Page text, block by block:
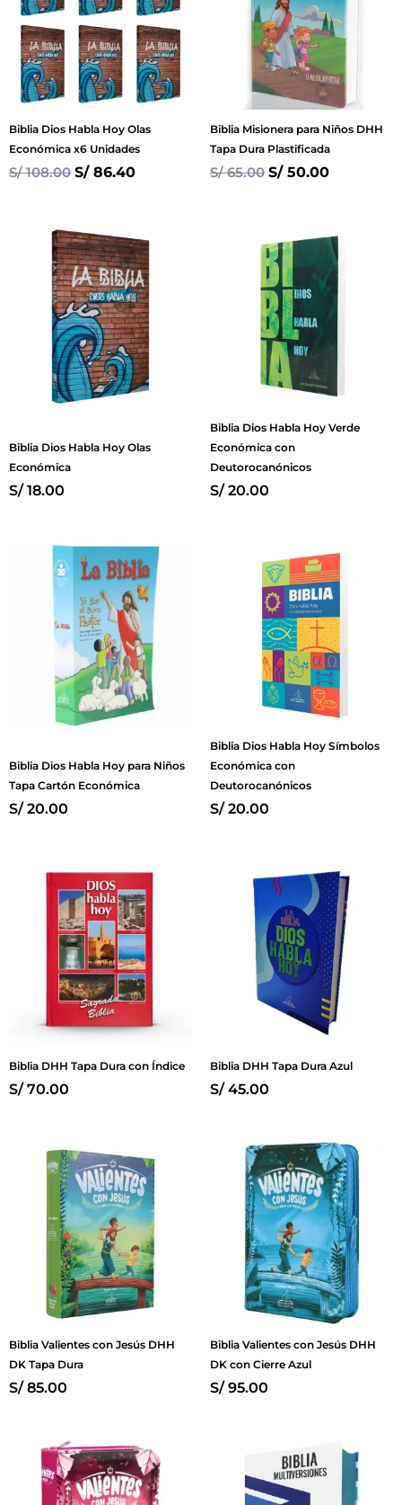
Biblia Dios Habla Hoy Olas
Económica x6 Unidades
S/108.00 S/86.40
Biblia Misionera para Niños DHH
Tapa Dura Plastificada
S/65.00 S/50.00
Biblia Dios Habla Hoy Olas
Económica
S/ 18.00
Biblia Dios Habla Hoy Verde
Económica con
Deutorocanónicos
S/ 20.00
Biblia Dios Habla Hoy para Niños
Tapa Cartón Económica
S/ 20.00
Biblia Dios Habla Hoy Símbolos
Económica con
Deutorocanónicos
S/ 20.00
Biblia DHH Tapa Dura con Índice
S/ 70.00
Biblia DHH Tapa Dura Azul
S/ 45.00
Biblia Valientes con Jesús DHH
DK Tapa Dura
S/85.00
Biblia Valientes con Jesús DHH
DK con Cierre Azul
S/95.00